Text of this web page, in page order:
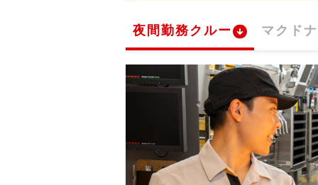
夜間勤務クルー マクド